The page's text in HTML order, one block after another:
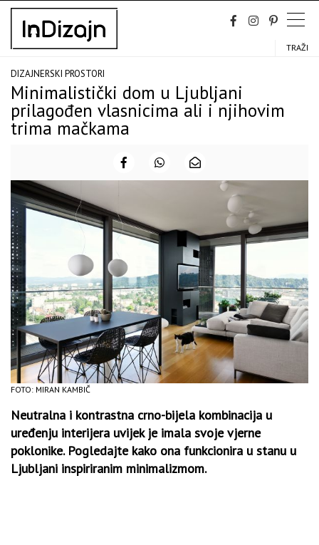
Skip
content
TRAŽI
DIZAJNERSKI PROSTORI
Minimalistički dom u Ljubljani
prilagođen vlasnicima ali i njihovim
trima mačkama
FOTO: MIRAN KAMBIČ
Neutralna i kontrastna crno-bijela kombinacija u
uređenju interijera uvijek je imala svoje vjerne
poklonike. Pogledajte kako ona funkcionira u stanu u
Ljubljani inspiriranim minimalizmom.